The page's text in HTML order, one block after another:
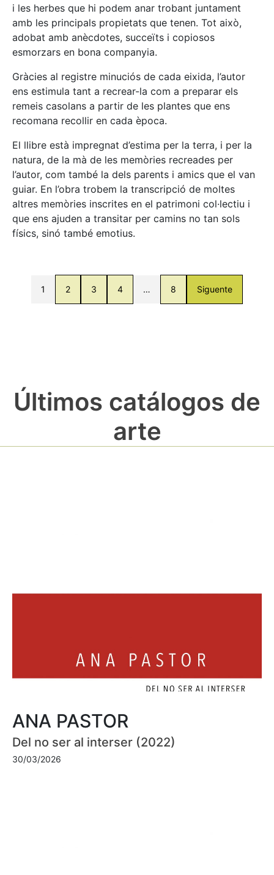
i les herbes que hi podem anar trobant juntament
amb les principals propietats que tenen. Tot això,
adobat amb anècdotes, succeïts i copiosos
esmorzars en bona companyia.
Gràcies al registre minuciós de cada eixida, l’autor
ens estimula tant a recrear-la com a preparar els
remeis casolans a partir de les plantes que ens
recomana recollir en cada època.
El llibre està impregnat d’estima per la terra, i per la
natura, de la mà de les memòries recreades per
l’autor, com també la dels parents i amics que el van
guiar. En l’obra trobem la transcripció de moltes
altres memòries inscrites en el patrimoni col·lectiu i
que ens ajuden a transitar per camins no tan sols
físics, sinó també emotius.
1 2 3 4 … 8 Siguente
Últimos catálogos de
arte
ANA PASTOR
Del no ser al interser (2022)
30/03/2026